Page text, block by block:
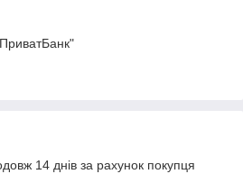
14 днів за рахунок покупця